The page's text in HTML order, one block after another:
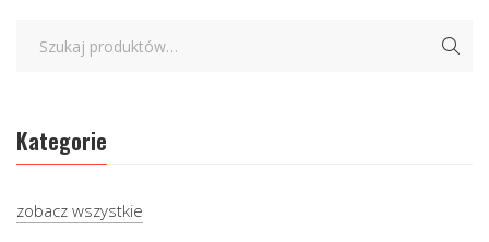
Kategorie
zobacz wszystkie